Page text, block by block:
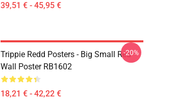
39,51 € - 45,95 €
Trippie Redd Posters - Big Small Red
Wall Poster RB1602
18,21 € - 42,22 €
-20%